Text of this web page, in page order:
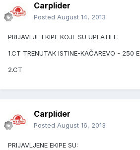
Carplider
Posted August 14, 2013
PRIJAVLJE EKIPE KOJE SU UPLATILE:
1.CT TRENUTAK ISTINE-KAČAREVO - 250 E
2.CT
Carplider
Posted August 16, 2013
PRIJAVLJENE EKIPE SU: